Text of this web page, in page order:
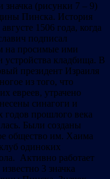
(рисунки 7 – 9)
Пинска. История
1506 года, когда
подписал
на просимые ими
устройства кладбища. В
президент Израиля
из того, что
евреев, утрачено
синагоги и
годов прошлого века
Были созданы
общество им. Хаима
одиноких
Активно работает
3 значка